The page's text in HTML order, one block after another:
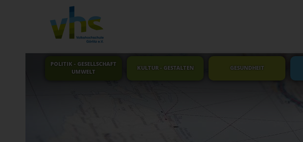
POLITIK - GESELLSCHAFT
UMWELT
KULTUR - GESTALTEN GESUNDHEIT